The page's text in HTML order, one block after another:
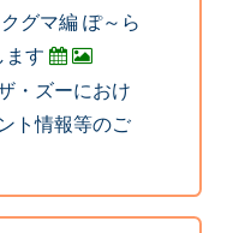
グマ編 ぽ～ら
ます
・ズーにおけ
ト情報等のご